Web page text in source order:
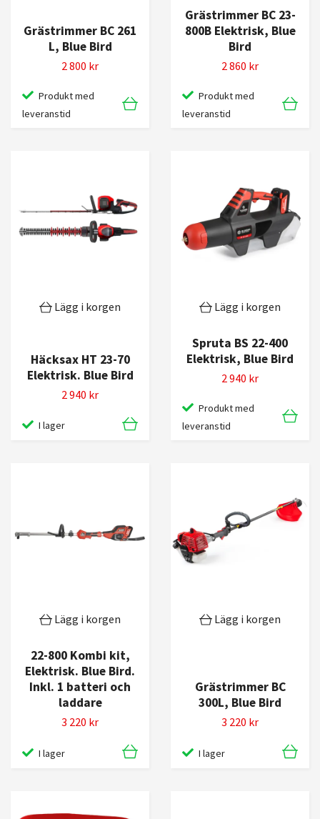
Grästrimmer BC 261
L, Blue Bird
2 800 kr
Produkt med
leveranstid
Grästrimmer BC 23-
800B Elektrisk, Blue
Bird
2 860 kr
Produkt med
leveranstid
Lägg i korgen
Häcksax HT 23-70
Elektrisk. Blue Bird
2 940 kr
I lager
Lägg i korgen
Spruta BS 22-400
Elektrisk, Blue Bird
2 940 kr
Produkt med
leveranstid
Lägg i korgen
22-800 Kombi kit,
Elektrisk. Blue Bird.
Inkl. 1 batteri och
laddare
3 220 kr
I lager
Lägg i korgen
Grästrimmer BC
300L, Blue Bird
3 220 kr
I lager